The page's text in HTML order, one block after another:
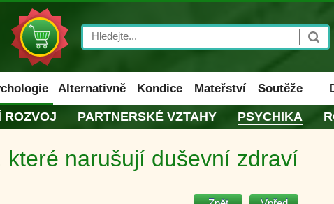
Search
Alternativně Kondice Mateřství Soutěže
ROZVOJ PARTNERSKÉ VZTAHY PSYCHIKA
které narušují duševní zdraví